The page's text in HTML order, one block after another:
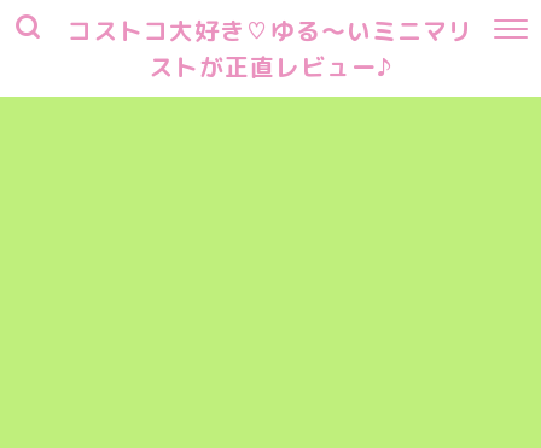
コストコ大好き♡ゆる～いミニマリ
ストが正直レビュー♪